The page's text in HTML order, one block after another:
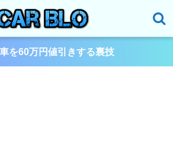
を60万円値引きする裏技